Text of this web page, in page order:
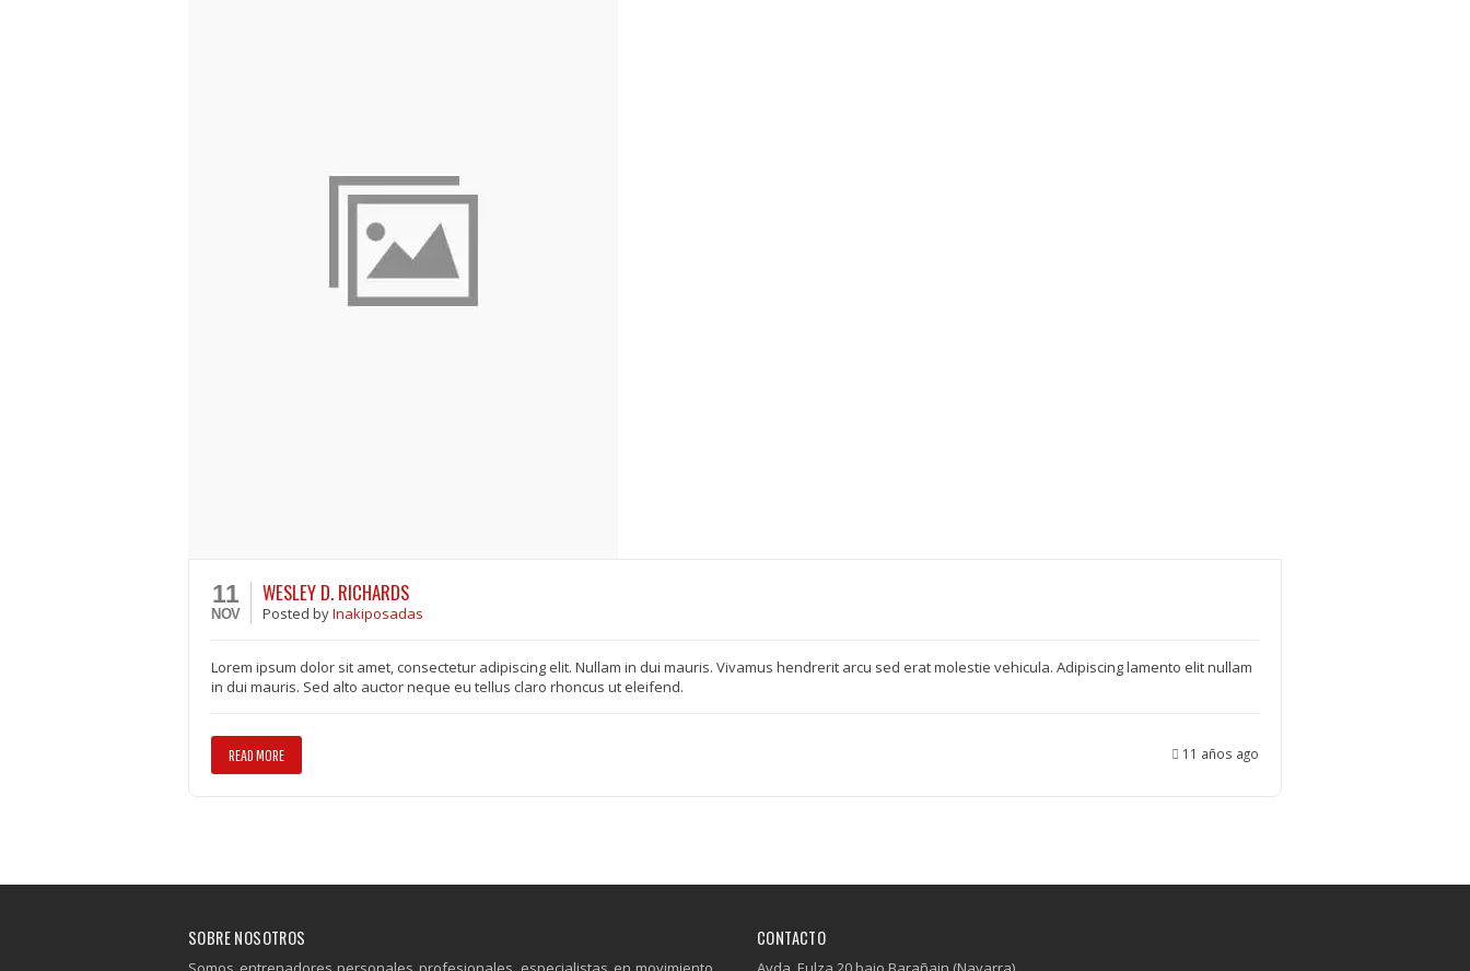
11
NOV
WESLEY D. RICHARDS
Posted byInakiposadas
Lorem ipsum dolor sit amet, consectetur adipiscing elit. Nullam in dui mauris. Vivamus hendrerit arcu sed erat molestie vehicula. Adipiscing lamento elit nullam
in dui mauris. Sed alto auctor neque eu tellus claro rhoncus ut eleifend.
READ MORE 11 años ago
SOBRE NOSOTROS CONTACTO